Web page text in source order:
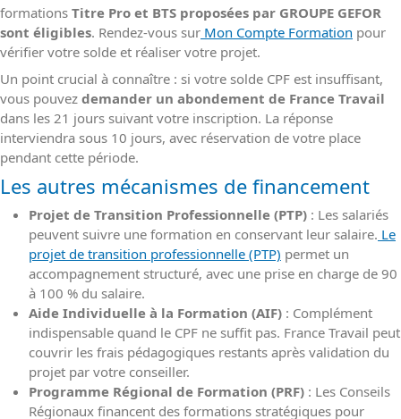
formations Titre Pro et BTS proposées par GROUPE GEFOR
sont éligibles. Rendez-vous sur Mon Compte Formation pour
vérifier votre solde et réaliser votre projet.
Un point crucial à connaître : si votre solde CPF est insuffisant,
vous pouvez demander un abondement de France Travail
dans les 21 jours suivant votre inscription. La réponse
interviendra sous 10 jours, avec réservation de votre place
pendant cette période.
Les autres mécanismes de financement
Projet de Transition Professionnelle (PTP) : Les salariés
peuvent suivre une formation en conservant leur salaire. Le
projet de transition professionnelle (PTP) permet un
accompagnement structuré, avec une prise en charge de 90
à 100 % du salaire.
Aide Individuelle à la Formation (AIF) : Complément
indispensable quand le CPF ne suffit pas. France Travail peut
couvrir les frais pédagogiques restants après validation du
projet par votre conseiller.
Programme Régional de Formation (PRF) : Les Conseils
Régionaux financent des formations stratégiques pour